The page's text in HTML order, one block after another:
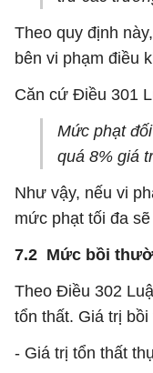
Theo quy định
bên vi phạm điều
Căn cứ Điều 301
Mức phạt
quá 8% giá
Như vậy, nếu vi
mức phạt tối đa
7.2 Mức bồi
Theo Điều 302
tổn thất. Giá trị
- Giá trị tổn thất